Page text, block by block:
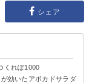
シェア
くれぽ1000
効いたアボカドサラダ